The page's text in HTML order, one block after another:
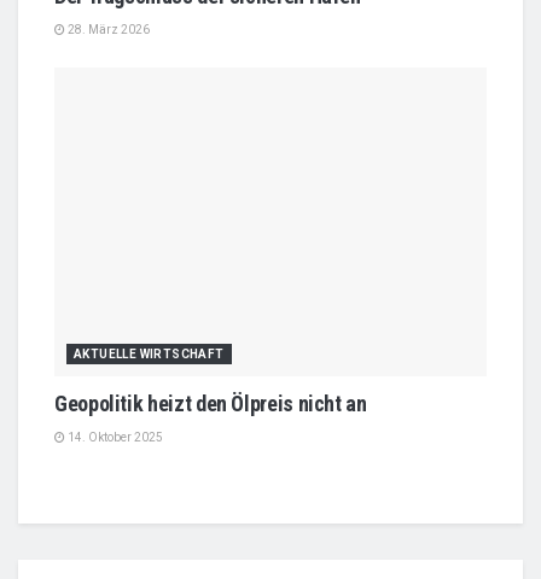
28. März 2026
AKTUELLE WIRTSCHAFT
Geopolitik heizt den Ölpreis nicht an
14. Oktober 2025